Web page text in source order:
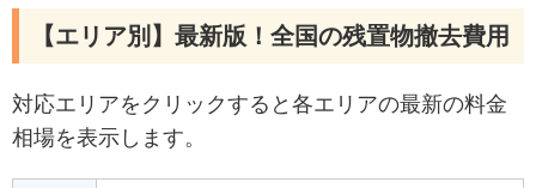
【エリア別】最新版！全国の残置物撤去費用
対応エリアをクリックすると各エリアの最新の料金
相場を表示します。